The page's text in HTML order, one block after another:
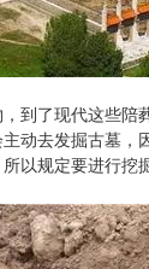
到了现代这些陪
动去发掘古墓，
以规定要进行挖